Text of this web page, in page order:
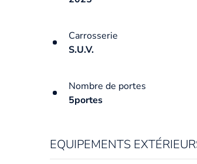
Carrosserie
S.U.V.
Nombre de portes
5portes
EQUIPEMENTS